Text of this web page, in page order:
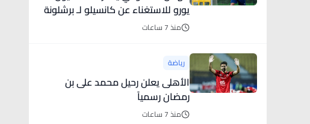
يورو للاستغناء عن كانسيلو لـ برشلونة
منذ 7 ساعات
رياضة
الأهلى يعلن رحيل محمد على بن
رمضان رسمياً
منذ 7 ساعات